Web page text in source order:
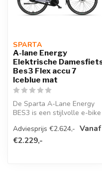
SPARTA
A-lane Energy
Elektrische
Bes3 Flex accu 7
Iceblue mat
De Sparta A-Lane Energy
BES3 is een stijlvolle e-bike
midd...
Adviesprijs €2.624,- Vanaf
€2.229,-